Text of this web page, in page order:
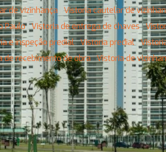
de vizinhança
Vistoria cautelar de
Paulo
Vistoria de entrega de chaves
e inspeção predial Vistoria predial
de recebimento de obra Vistoria de